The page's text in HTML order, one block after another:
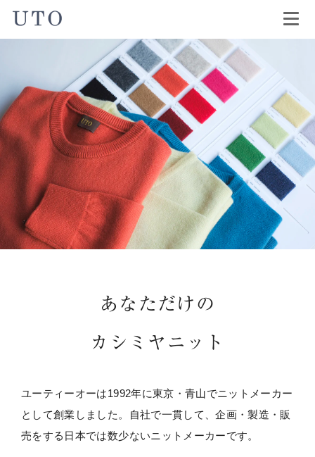
あなただけの
カシミヤニット
ユーティーオーは1992年に東京・青山でニットメーカー
として創業しました。自社で一貫して、企画・製造・販
売をする日本では数少ないニットメーカーです。